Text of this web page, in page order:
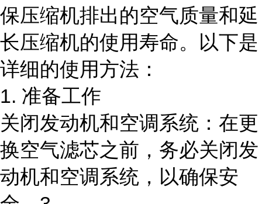
保压缩机排出的空气质量和延
长压缩机的使用寿命。以下是
详细的使用方法：
1. 准备工作
关闭发动机和空调系统：在更
换空气滤芯之前，务必关闭发
动机和空调系统，以确保安